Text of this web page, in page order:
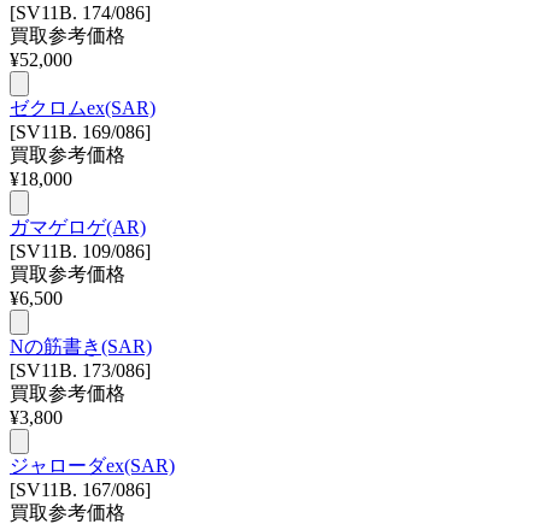
[SV11B. 174/086]
買取参考価格
¥52,000
ゼクロムex(SAR)
[SV11B. 169/086]
買取参考価格
¥18,000
ガマゲロゲ(AR)
[SV11B. 109/086]
買取参考価格
¥6,500
Nの筋書き(SAR)
[SV11B. 173/086]
買取参考価格
¥3,800
ジャローダex(SAR)
[SV11B. 167/086]
買取参考価格